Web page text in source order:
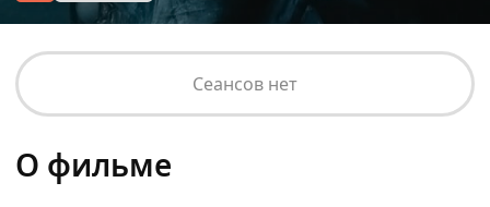
Сеансов нет
О фильме